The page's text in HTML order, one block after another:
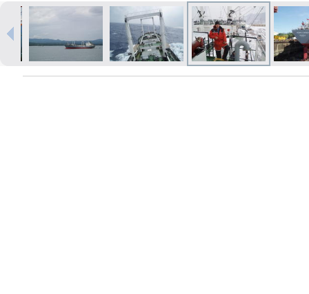
Печать в течение 1 часа в Риге –
закажите онлайн
Различные форматы и виды